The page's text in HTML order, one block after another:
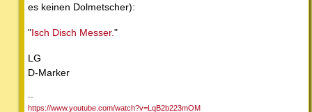
es keinen Dolmetscher):
"Isch Disch Messer."
LG
D-Marker
--
https://www.youtube.com/watch?v=LqB2b223mOM